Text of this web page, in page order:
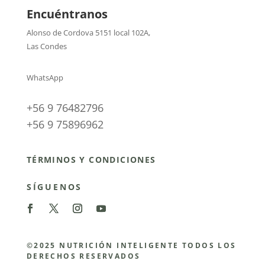
Encuéntranos
Alonso de Cordova 5151 local 102A,
Las Condes
WhatsApp
+56 9 76482796
+56 9 75896962
TÉRMINOS Y CONDICIONES
SÍGUENOS
©2025 NUTRICIÓN INTELIGENTE TODOS LOS
DERECHOS RESERVADOS